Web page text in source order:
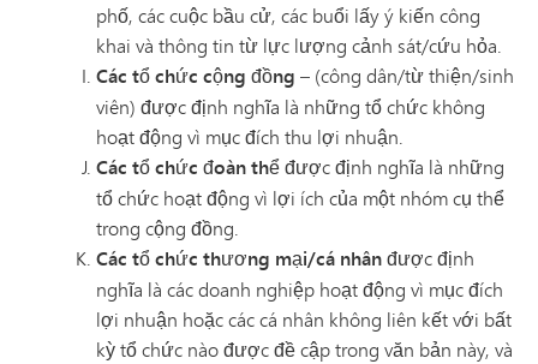
phố, các cuộc bầu cử, các buổi lấy ý kiến công
khai và thông tin từ lực lượng cảnh sát/cứu hỏa.
Các tổ chức cộng đồng – (công dân/từ thiện/sinh
viên) được định nghĩa là những tổ chức không
hoạt động vì mục đích thu lợi nhuận.
Các tổ chức đoàn thểđược định nghĩa là những
tổ chức hoạt động vì lợi ích của một nhóm cụ thể
trong cộng đồng.
Các tổ chức thương mại/cá nhânđược định
nghĩa là các doanh nghiệp hoạt động vì mục đích
lợi nhuận hoặc các cá nhân không liên kết với bất
kỳ tổ chức nào được đề cập trong văn bản này, và